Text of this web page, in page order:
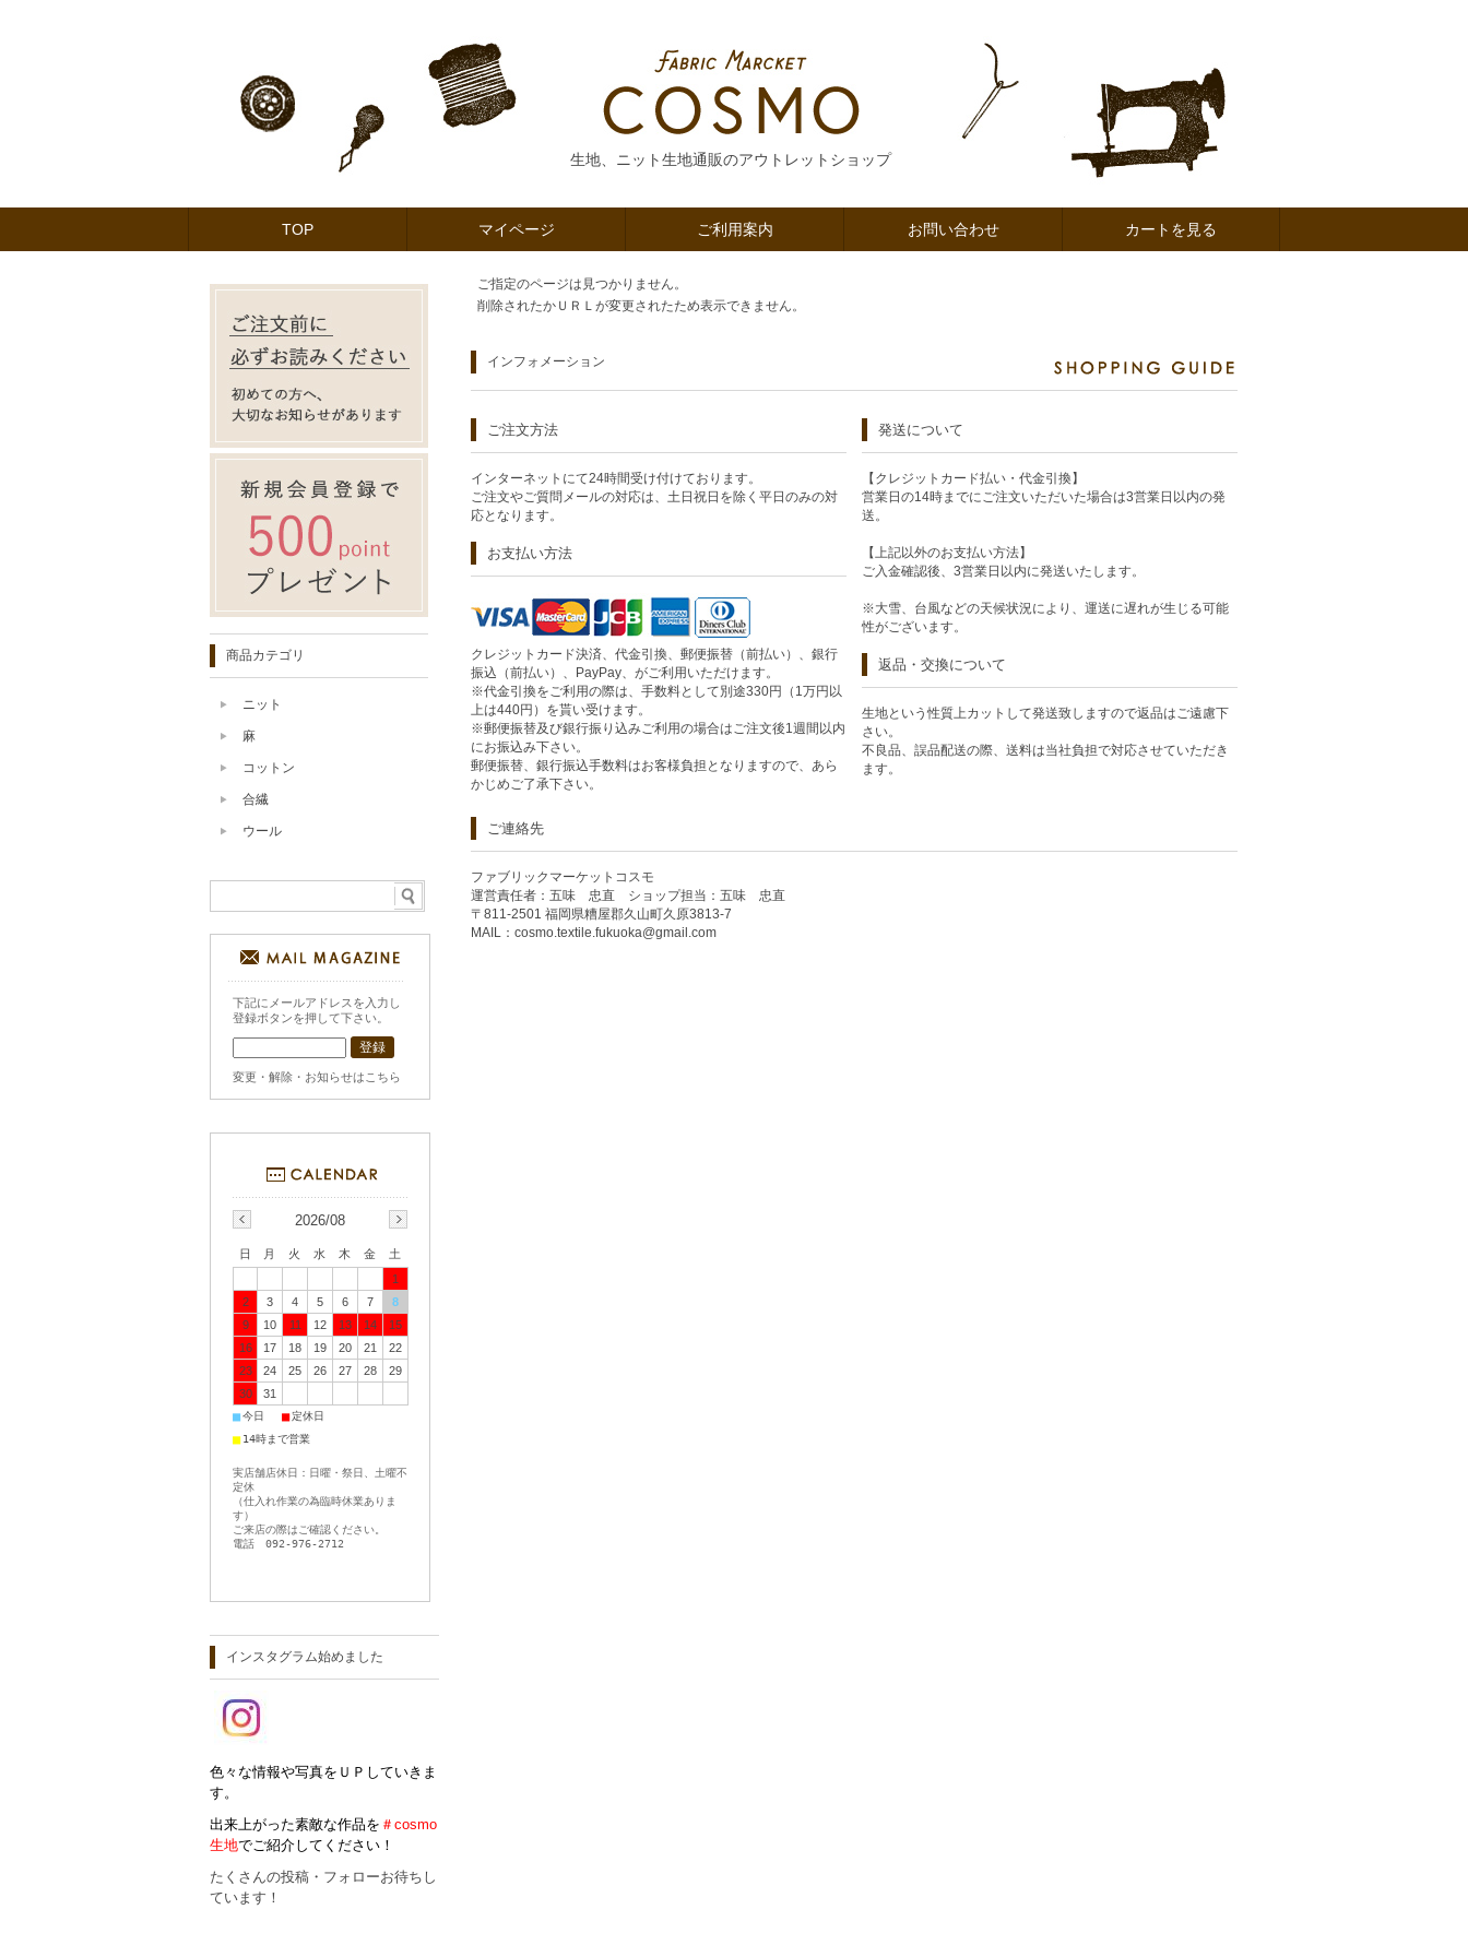
生地、ニット生地通販のアウトレットショップ
TOP マイページ ご利用案内 お問い合わせ カートを見る
ご指定のページは見つかりません。
削除されたかＵＲＬが変更されたため表示できません。
インフォメーション
ご注文方法
インターネットにて24時間受け付けております。
ご注文やご質問メールの対応は、土日祝日を除く平日のみの対
応となります。
お支払い方法
クレジットカード決済、代金引換、郵便振替（前払い）、銀行
振込（前払い）、PayPay、がご利用いただけます。
※代金引換をご利用の際は、手数料として別途330円（1万円以
上は440円）を貰い受けます。
※郵便振替及び銀行振り込みご利用の場合はご注文後1週間以内
にお振込み下さい。
郵便振替、銀行振込手数料はお客様負担となりますので、あら
かじめご了承下さい。
発送について
【クレジットカード払い・代金引換】
営業日の14時までにご注文いただいた場合は3営業日以内の発
送。
【上記以外のお支払い方法】
ご入金確認後、3営業日以内に発送いたします。
※大雪、台風などの天候状況により、運送に遅れが生じる可能
性がございます。
返品・交換について
生地という性質上カットして発送致しますので返品はご遠慮下
さい。
不良品、誤品配送の際、送料は当社負担で対応させていただき
ます。
ご連絡先
ファブリックマーケットコスモ
運営責任者：五味 忠直 ショップ担当：五味 忠直
〒811-2501 福岡県糟屋郡久山町久原3813-7
MAIL： cosmo.textile.fukuoka@gmail.com
商品カテゴリ
ニット
麻
コットン
合繊
ウール
下記にメールアドレスを入力し
登録ボタンを押して下さい。
変更・解除・お知らせはこちら
2026/08
日 月 火 水 木 金
土
1
2
3 4 5 6 7
8
9
10 11 12 13 14
15
16
17 18 19 20 21
22
23
24 25 26 27 28
29
30
31
■今日 ■定休日
■ 14時まで営業
実店舗店休日：日曜・祭日、土曜不
定休
（仕入れ作業の為臨時休業ありま
す）
ご来店の際はご確認ください。
電話 092-976-2712
インスタグラム始めました
色々な情報や写真をＵＰしていきま
す。
出来上がった素敵な作品を ＃cosmo
生地でご紹介してください！
たくさんの投稿・フォローお待ちし
ています！